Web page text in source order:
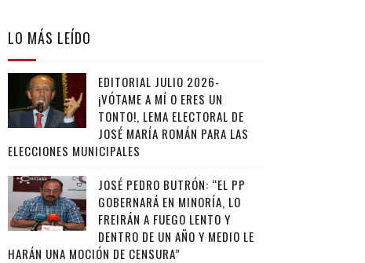
LO MÁS LEÍDO
EDITORIAL JULIO 2026-
¡VÓTAME A MÍ O ERES UN
TONTO!, LEMA ELECTORAL DE
JOSÉ MARÍA ROMÁN PARA LAS
ELECCIONES MUNICIPALES
JOSÉ PEDRO BUTRÓN: “EL PP
GOBERNARÁ EN MINORÍA, LO
FREIRÁN A FUEGO LENTO Y
DENTRO DE UN AÑO Y MEDIO LE
HARÁN UNA MOCIÓN DE CENSURA”